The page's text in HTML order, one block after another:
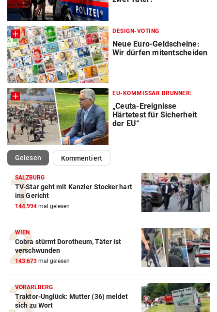
DESIGN-VOTING
Neue Euro-Geldscheine:
Wir dürfen mitentscheiden
EU-KOMMISSAR BRUNNER:
„Ceuta-Ereignisse
Härtetest für Sicherheit
der EU“
Gelesen(ausgewählt)Kommentiert
SALZBURG
TV-Star geht mit Kanzler Stocker hart
ins Gericht
144.994 mal gelesen
WIEN
Cobra stürmt Dorotheum, Täter ist
verschwunden
143.673 mal gelesen
VORARLBERG
Traktor-Unglück: Mutter (36) meldet
sich zu Wort